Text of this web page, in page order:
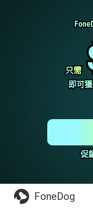
只需
只需
即可
即可
促
促
FoneDog